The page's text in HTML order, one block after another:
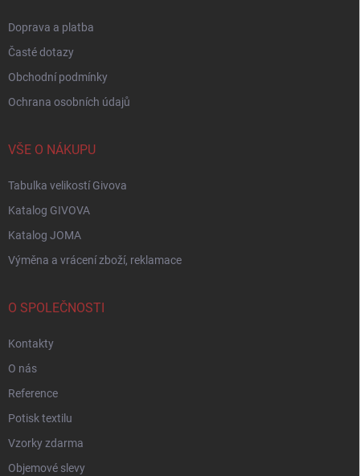
Doprava a platba
Časté dotazy
Obchodní podmínky
Ochrana osobních údajů
VŠE O NÁKUPU
Tabulka velikostí Givova
Katalog GIVOVA
Katalog JOMA
Výměna a vrácení zboží, reklamace
O SPOLEČNOSTI
Kontakty
O nás
Reference
Potisk textilu
Vzorky zdarma
Objemové slevy